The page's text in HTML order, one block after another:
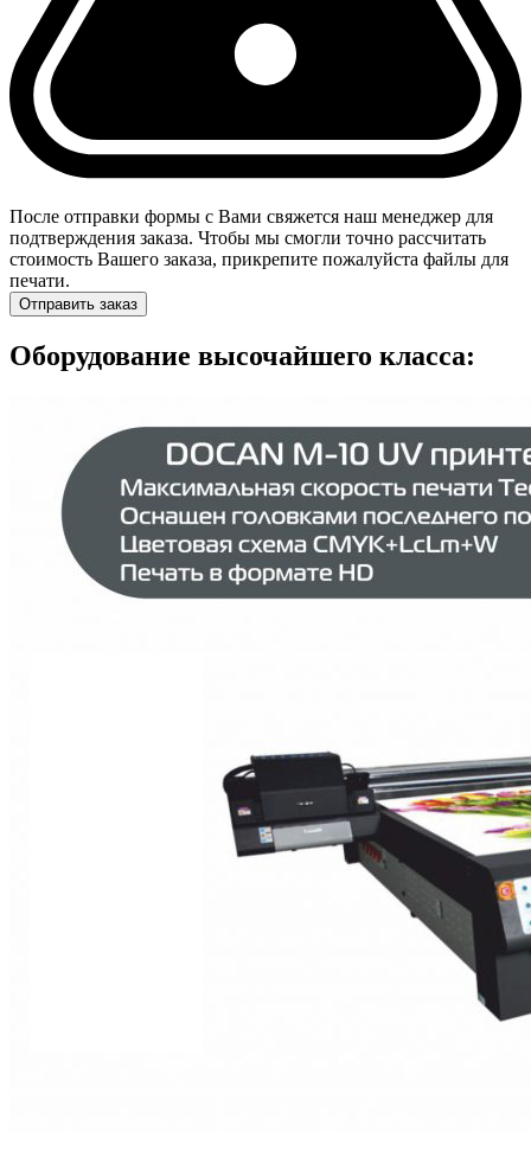
После отправки формы с Вами свяжется наш менеджер для
подтверждения заказа. Чтобы мы смогли точно рассчитать
стоимость Вашего заказа, прикрепите пожалуйста файлы для
печати.
Отправить заказ
Оборудование высочайшего класса: